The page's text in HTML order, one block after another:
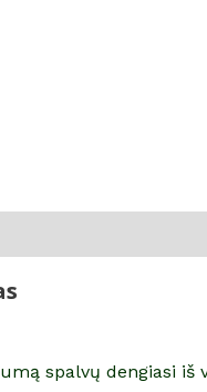
spalvų dengiasi iš